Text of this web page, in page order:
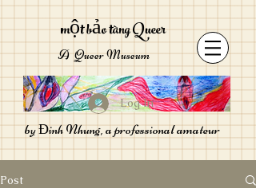
một bảo tàng Queer
A Queer Museum
Log In
by Đinh Nhung, a professional amateur
Post